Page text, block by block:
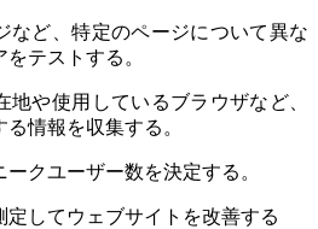
など、特定のページについて異な
テストする。
地や使用しているブラウザなど、
情報を収集する。
クユーザー数を決定する。
定してウェブサイトを改善する